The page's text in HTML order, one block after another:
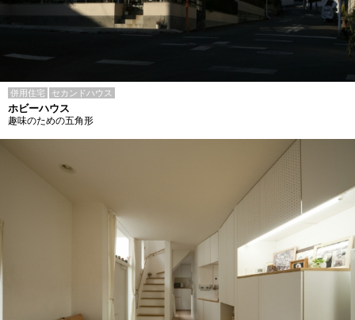
併用住宅 セカンドハウス
ホビーハウス
趣味のための五角形